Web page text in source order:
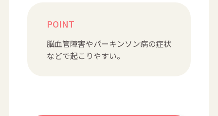
POINT
脳血管障害やパーキンソン病の症状
などで起こりやすい。